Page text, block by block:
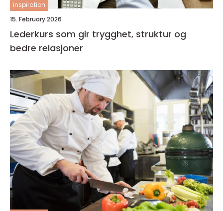
inspiration
15. February 2026
Lederkurs som gir trygghet, struktur og
bedre relasjoner